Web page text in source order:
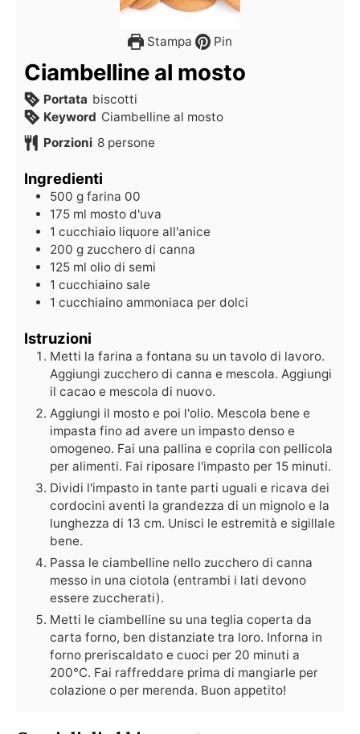
Stampa Pin
Ciambelline al mosto
Portata biscotti
Keyword Ciambelline al mosto
Porzioni 8 persone
Ingredienti
500 g farina 00
175 ml mosto d'uva
1 cucchiaio liquore all'anice
200 g zucchero di canna
125 ml olio di semi
1 cucchiaino sale
1 cucchiaino ammoniaca per dolci
Istruzioni
Metti la farina a fontana su un tavolo di lavoro.
Aggiungi zucchero di canna e mescola. Aggiungi
il cacao e mescola di nuovo.
Aggiungi il mosto e poi l'olio. Mescola bene e
impasta fino ad avere un impasto denso e
omogeneo. Fai una pallina e coprila con pellicola
per alimenti. Fai riposare l'impasto per 15 minuti.
Dividi l'impasto in tante parti uguali e ricava dei
cordocini aventi la grandezza di un mignolo e la
lunghezza di 13 cm. Unisci le estremità e sigillale
bene.
Passa le ciambelline nello zucchero di canna
messo in una ciotola (entrambi i lati devono
essere zuccherati).
Metti le ciambelline su una teglia coperta da
carta forno, ben distanziate tra loro. Inforna in
forno preriscaldato e cuoci per 20 minuti a
200°C. Fai raffreddare prima di mangiarle per
colazione o per merenda. Buon appetito!